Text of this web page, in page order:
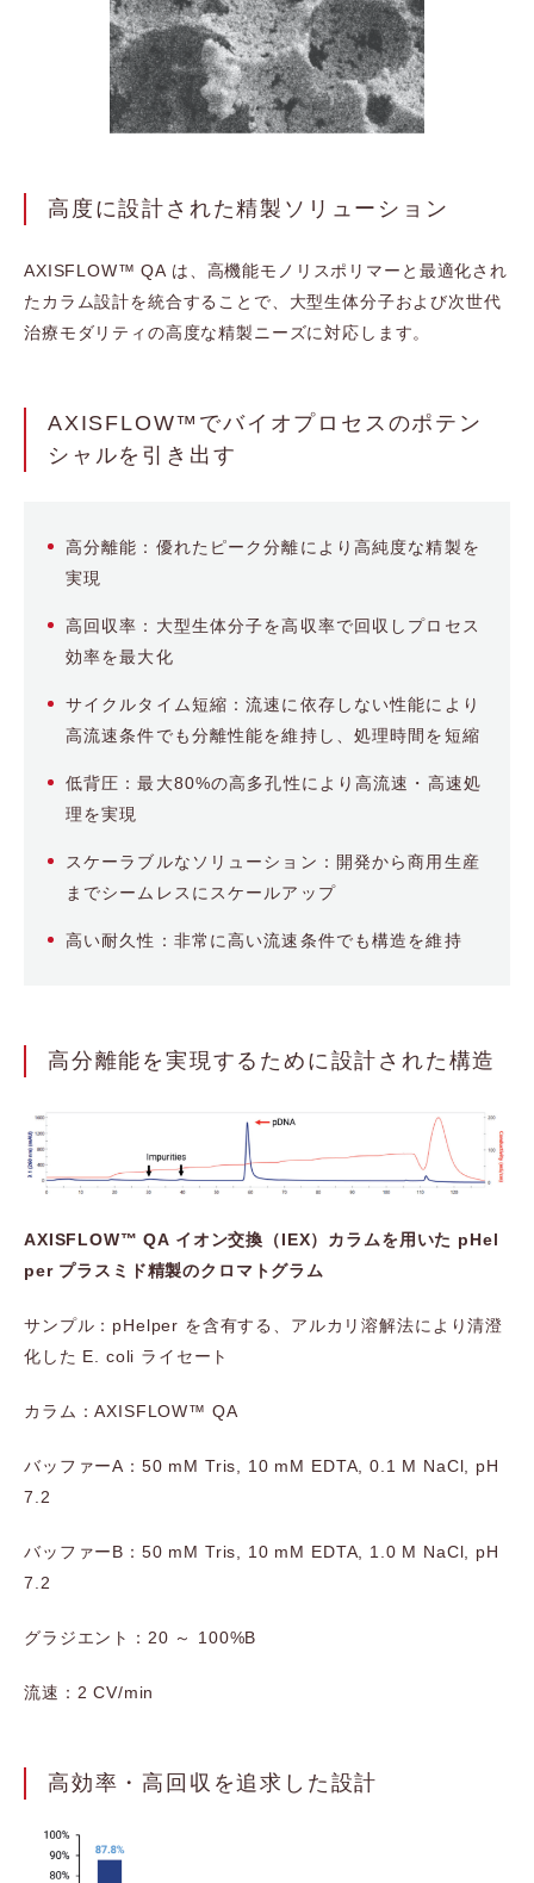
高度に設計された精製ソリューション
AXISFLOW™ QA は、高機能モノリスポリマーと最適化され
たカラム設計を統合することで、大型生体分子および次世代
治療モダリティの高度な精製ニーズに対応します。
AXISFLOW™でバイオプロセスのポテン
シャルを引き出す
高分離能：優れたピーク分離により高純度な精製を
実現
高回収率：大型生体分子を高収率で回収しプロセス
効率を最大化
サイクルタイム短縮：流速に依存しない性能により
高流速条件でも分離性能を維持し、処理時間を短縮
低背圧：最大80%の高多孔性により高流速・高速処
理を実現
スケーラブルなソリューション：開発から商用生産
までシームレスにスケールアップ
高い耐久性：非常に高い流速条件でも構造を維持
高分離能を実現するために設計された構造
AXISFLOW™ QA イオン交換（IEX）カラムを用いた pHel
per プラスミド精製のクロマトグラム
サンプル：pHelper を含有する、アルカリ溶解法により清澄
化した E. coli ライセート
カラム：AXISFLOW™ QA
バッファーA：50 mM Tris, 10 mM EDTA, 0.1 M NaCl, pH
7.2
バッファーB：50 mM Tris, 10 mM EDTA, 1.0 M NaCl, pH
7.2
グラジエント：20 ～ 100%B
流速：2 CV/min
高効率・高回収を追求した設計